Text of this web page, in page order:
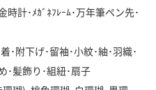
計･ﾒｶﾞﾈﾌﾚｰﾑ･万年筆ペン先･
･附下げ･留袖･小紋･紬･羽織･
･髪飾り･組紐･扇子